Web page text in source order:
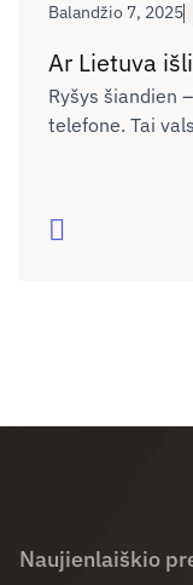
Balandžio 7, 2025
Ar Lietuva
Ryšys šiandien
telefone. Tai
pakeisti?
Skaityti
Naujienlaiškio